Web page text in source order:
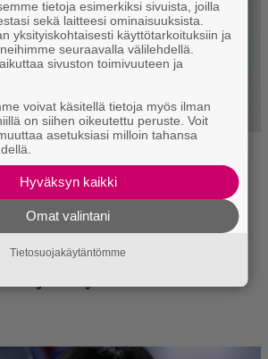
tietoja esimerkiksi sivuista, joilla
sekä laitteesi ominaisuuksista.
yksityiskohtaisesti käyttötarkoituksiin ja
seuraavalla välilehdellä.
sivuston toimivuuteen ja
voivat käsitellä tietoja myös ilman
on siihen oikeutettu peruste. Voit
asetuksiasi milloin tahansa
Hyväksyn kaikki
Omat valintani
Tietosuojakäytäntömme